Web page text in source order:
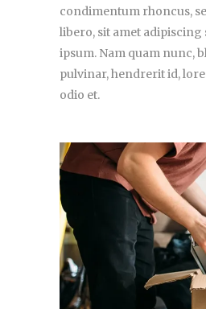
condimentum rhoncus,
libero, sit amet adipiscing
ipsum. Nam quam nunc,
pulvinar, hendrerit id,
odio et.